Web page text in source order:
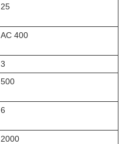
25
AC 400
3
500
6
2000